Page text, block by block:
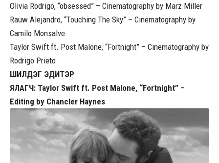
Olivia Rodrigo, “obsessed” – Cinematography by Marz Miller
Rauw Alejandro, “Touching The Sky” – Cinematography by
Camilo Monsalve
Taylor Swift ft. Post Malone, “Fortnight” – Cinematography by
Rodrigo Prieto
ШИЛДЭГ ЭДИТЭР
ЯЛАГЧ: Taylor Swift ft. Post Malone, “Fortnight” –
Editing by Chancler Haynes